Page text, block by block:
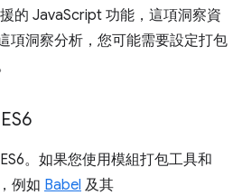
的 JavaScript 功能，這項洞察資
項洞察分析，您可能需要設定打包
。如果您使用模組打包工具和
例如 Babel 及其